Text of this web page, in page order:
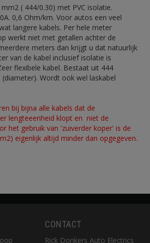
( 444/0.30) met PVC isolatie.
0,6 Ohm/km. Voor autos een veel
langere kabels. Per hele meter
werkt niet met getallen achter de
meters dan krijgt u dat natuurlijk
van de kabel inclusief isolatie is
flexibele kabel. Bestaat uit 444
Wordt ook wel laskabel
bij bijna alle kabels dat de
lengteeenheid klopt en niet de
het gebruik van 'zuiverder koper' is de
eigenlijk altijd minder dan opgegeven.
CONTACT
Rick Donkers Auto Electrics